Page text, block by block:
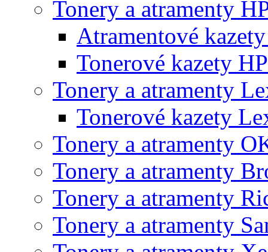
Tonery a atramenty
Atramentové
Tonerové kazety HP
Tonery a atramenty
Tonerové kazety
Tonery a atramenty
Tonery a atramenty
Tonery a atramenty
Tonery a atramenty